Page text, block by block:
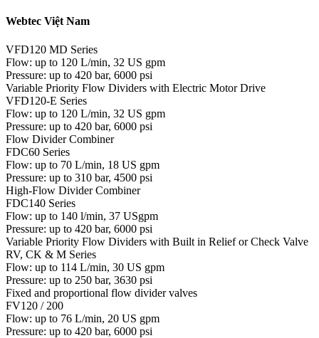
Webtec Việt Nam
VFD120 MD Series
Flow: up to 120 L/min, 32 US gpm
Pressure: up to 420 bar, 6000 psi
Variable Priority Flow Dividers with Electric Motor Drive
VFD120-E Series
Flow: up to 120 L/min, 32 US gpm
Pressure: up to 420 bar, 6000 psi
Flow Divider Combiner
FDC60 Series
Flow: up to 70 L/min, 18 US gpm
Pressure: up to 310 bar, 4500 psi
High-Flow Divider Combiner
FDC140 Series
Flow: up to 140 l/min, 37 USgpm
Pressure: up to 420 bar, 6000 psi
Variable Priority Flow Dividers with Built in Relief or Check Valve
RV, CK & M Series
Flow: up to 114 L/min, 30 US gpm
Pressure: up to 250 bar, 3630 psi
Fixed and proportional flow divider valves
FV120 / 200
Flow: up to 76 L/min, 20 US gpm
Pressure: up to 420 bar, 6000 psi